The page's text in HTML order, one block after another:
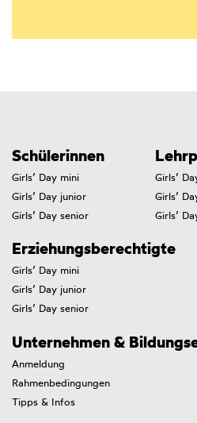
Schülerinnen
Girls’ Day mini
Girls’ Day junior
Girls’ Day senior
Girls’
Girls’
Girls’
Erziehungsberechtigte
Girls’ Day mini
Girls’ Day junior
Girls’ Day senior
Unternehmen &
Anmeldung
Rahmenbedingungen
Tipps & Infos